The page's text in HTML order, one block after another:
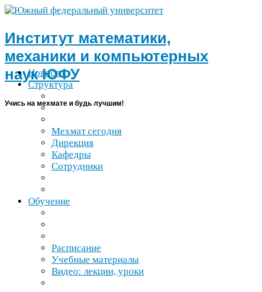
Институт математики,
механики и компьютерных
наукЮФУ
Учись на мехмате и будь лучшим!
Новости
Структура
Мехмат сегодня
Дирекция
Кафедры
Сотрудники
Обучение
Расписание
Учебные материалы
Видео: лекции, уроки